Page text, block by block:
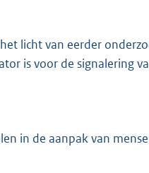
licht van eerder
is voor de signalering
in de aanpak van